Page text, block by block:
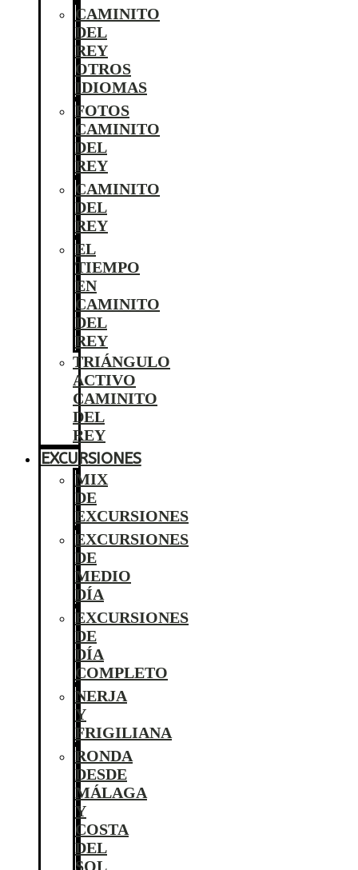
CAMINITO
DEL
REY
OTROS
IDIOMAS
FOTOS
CAMINITO
DEL
REY
CAMINITO
DEL
REY
EL
TIEMPO
EN
CAMINITO
DEL
REY
TRIÁNGULO
ACTIVO
CAMINITO
DEL
REY
EXCURSIONES
MIX
DE
EXCURSIONES
EXCURSIONES
DE
MEDIO
DÍA
EXCURSIONES
DE
DÍA
COMPLETO
NERJA
Y
FRIGILIANA
RONDA
DESDE
MÁLAGA
Y
COSTA
DEL
SOL